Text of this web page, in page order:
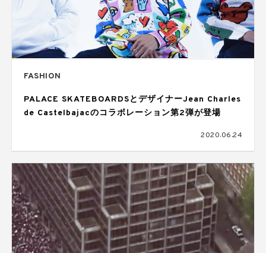
FASHION
PALACE SKATEBOARDSとデザイナーJean Charles
de Castelbajacのコラボレーション第2弾が登場
2020.06.24